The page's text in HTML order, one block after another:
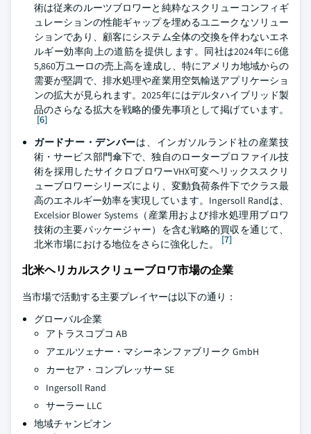
術は従来のルーツブロワーと純粋なスクリューコンフィギ
ュレーションの性能ギャップを埋めるユニークなソリュー
ションであり、顧客にシステム全体の交換を伴わないエネ
ルギー効率向上の道筋を提供します。同社は2024年に6億
5,860万ユーロの売上高を達成し、特にアメリカ地域からの
需要が堅調で、排水処理や産業用空気輸送アプリケーショ
ンの拡大が見られます。2025年にはデルタハイブリッド製
品のさらなる拡大を戦略的優先事項として掲げています。
[6]
ガードナー・デンバーは、インガソルランド社の産業技
術・サービス部門傘下で、独自のロータープロファイル技
術を採用したサイクロブロワーVHX可変ヘリックススクリ
ューブロワーシリーズにより、変動負荷条件下でクラス最
高のエネルギー効率を実現しています。Ingersoll Randは、
Excelsior Blower Systems（産業用および排水処理用ブロワ
技術の主要パッケージャー）を含む戦略的買収を通じて、
北米市場における地位をさらに強化した。
[7]
北米ヘリカルスクリューブロワ市場の企業
当市場で活動する主要プレイヤーは以下の通り：
グローバル企業
アトラスコプコ AB
アエルツェナー・マシーネンファブリーク GmbH
カーセア・コンプレッサー SE
Ingersoll Rand
サーラー LLC
地域チャンピオン